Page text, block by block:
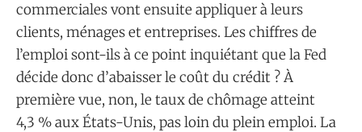
commerciales vont ensuite appliquer à leurs
clients, ménages et entreprises. Les chiffres de
l’emploi sont-ils à ce point inquiétant que la Fed
décide donc d’abaisser le coût du crédit ? À
première vue, non, le taux de chômage atteint
4,3 % aux États-Unis, pas loin du plein emploi. La